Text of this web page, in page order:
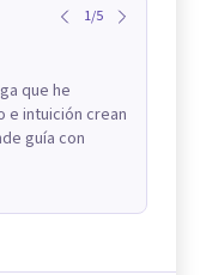
1/5
que he
e intuición crean
guía con